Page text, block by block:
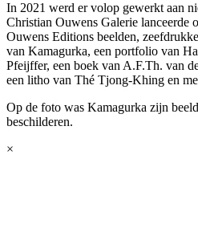
In 2021 werd er volop gewerkt aan
Christian Ouwens Galerie lanceerde
Ouwens Editions beelden,
van Kamagurka, een portfolio van
Pfeijffer, een boek van A.F.Th. van
een litho van Thé Tjong-Khing en
Op de foto was Kamagurka zijn
beschilderen.
×